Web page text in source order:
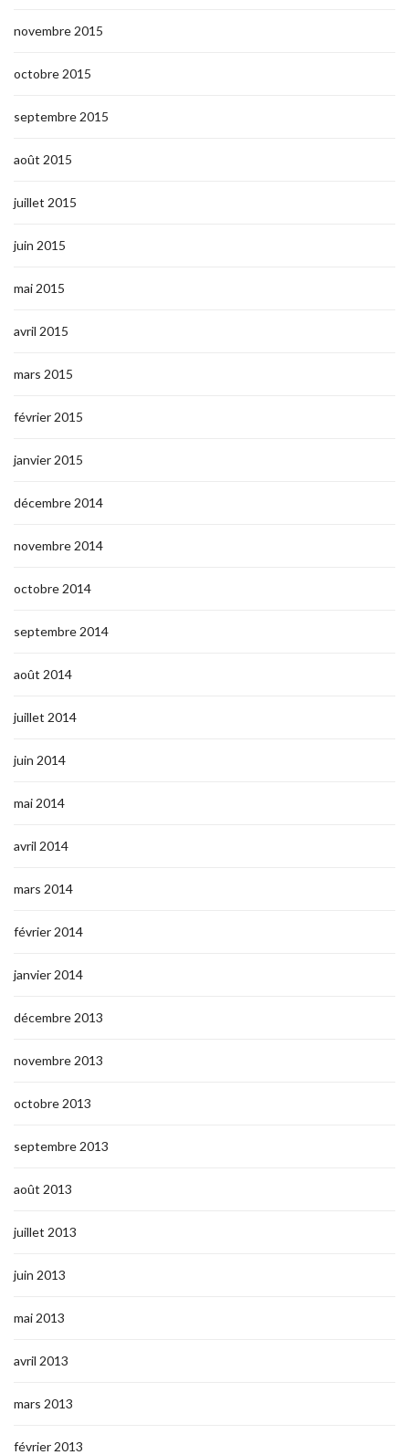
novembre 2015
octobre 2015
septembre 2015
août 2015
juillet 2015
juin 2015
mai 2015
avril 2015
mars 2015
février 2015
janvier 2015
décembre 2014
novembre 2014
octobre 2014
septembre 2014
août 2014
juillet 2014
juin 2014
mai 2014
avril 2014
mars 2014
février 2014
janvier 2014
décembre 2013
novembre 2013
octobre 2013
septembre 2013
août 2013
juillet 2013
juin 2013
mai 2013
avril 2013
mars 2013
février 2013